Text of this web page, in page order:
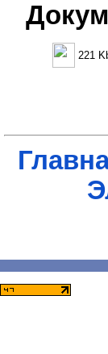
221